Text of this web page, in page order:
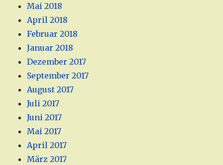
Mai 2018
April 2018
Februar 2018
Januar 2018
Dezember 2017
September 2017
August 2017
Juli 2017
Juni 2017
Mai 2017
April 2017
März 2017